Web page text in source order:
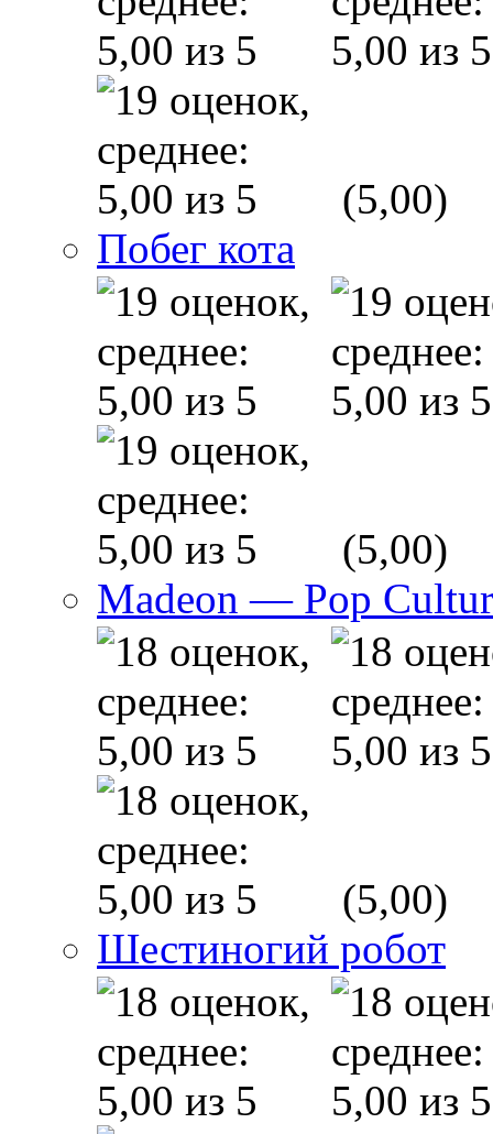
(5,00)
Побег кота
(5,00)
Madeon — Pop
(5,00)
Шестиногий робот